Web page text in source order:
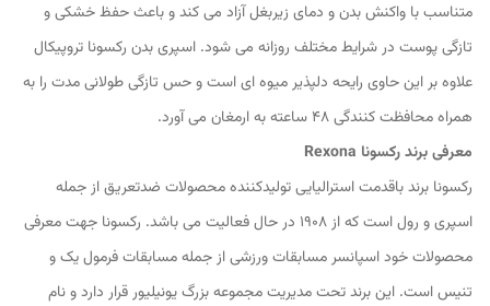
متناسب با واکنش بدن و دمای زیربغل آزاد می کند و باعث حفظ خشکی و
تازگی پوست در شرایط مختلف روزانه می شود. اسپری بدن رکسونا تروپیکال
علاوه بر این حاوی رایحه دلپذیر میوه ای است و حس تازگی طولانی مدت را به
همراه محافظت کنندگی 48 ساعته به ارمغان می آورد.
معرفی برند رکسونا Rexona
رکسونا برند باقدمت استرالیایی تولیدکننده محصولات ضدتعریق از جمله
اسپری و رول است که از 1908 در حال فعالیت می باشد. رکسونا جهت معرفی
محصولات خود اسپانسر مسابقات ورزشی از جمله مسابقات فرمول یک و
تنیس است. این برند تحت مدیریت مجموعه بزرگ یونیلیور قرار دارد و نام